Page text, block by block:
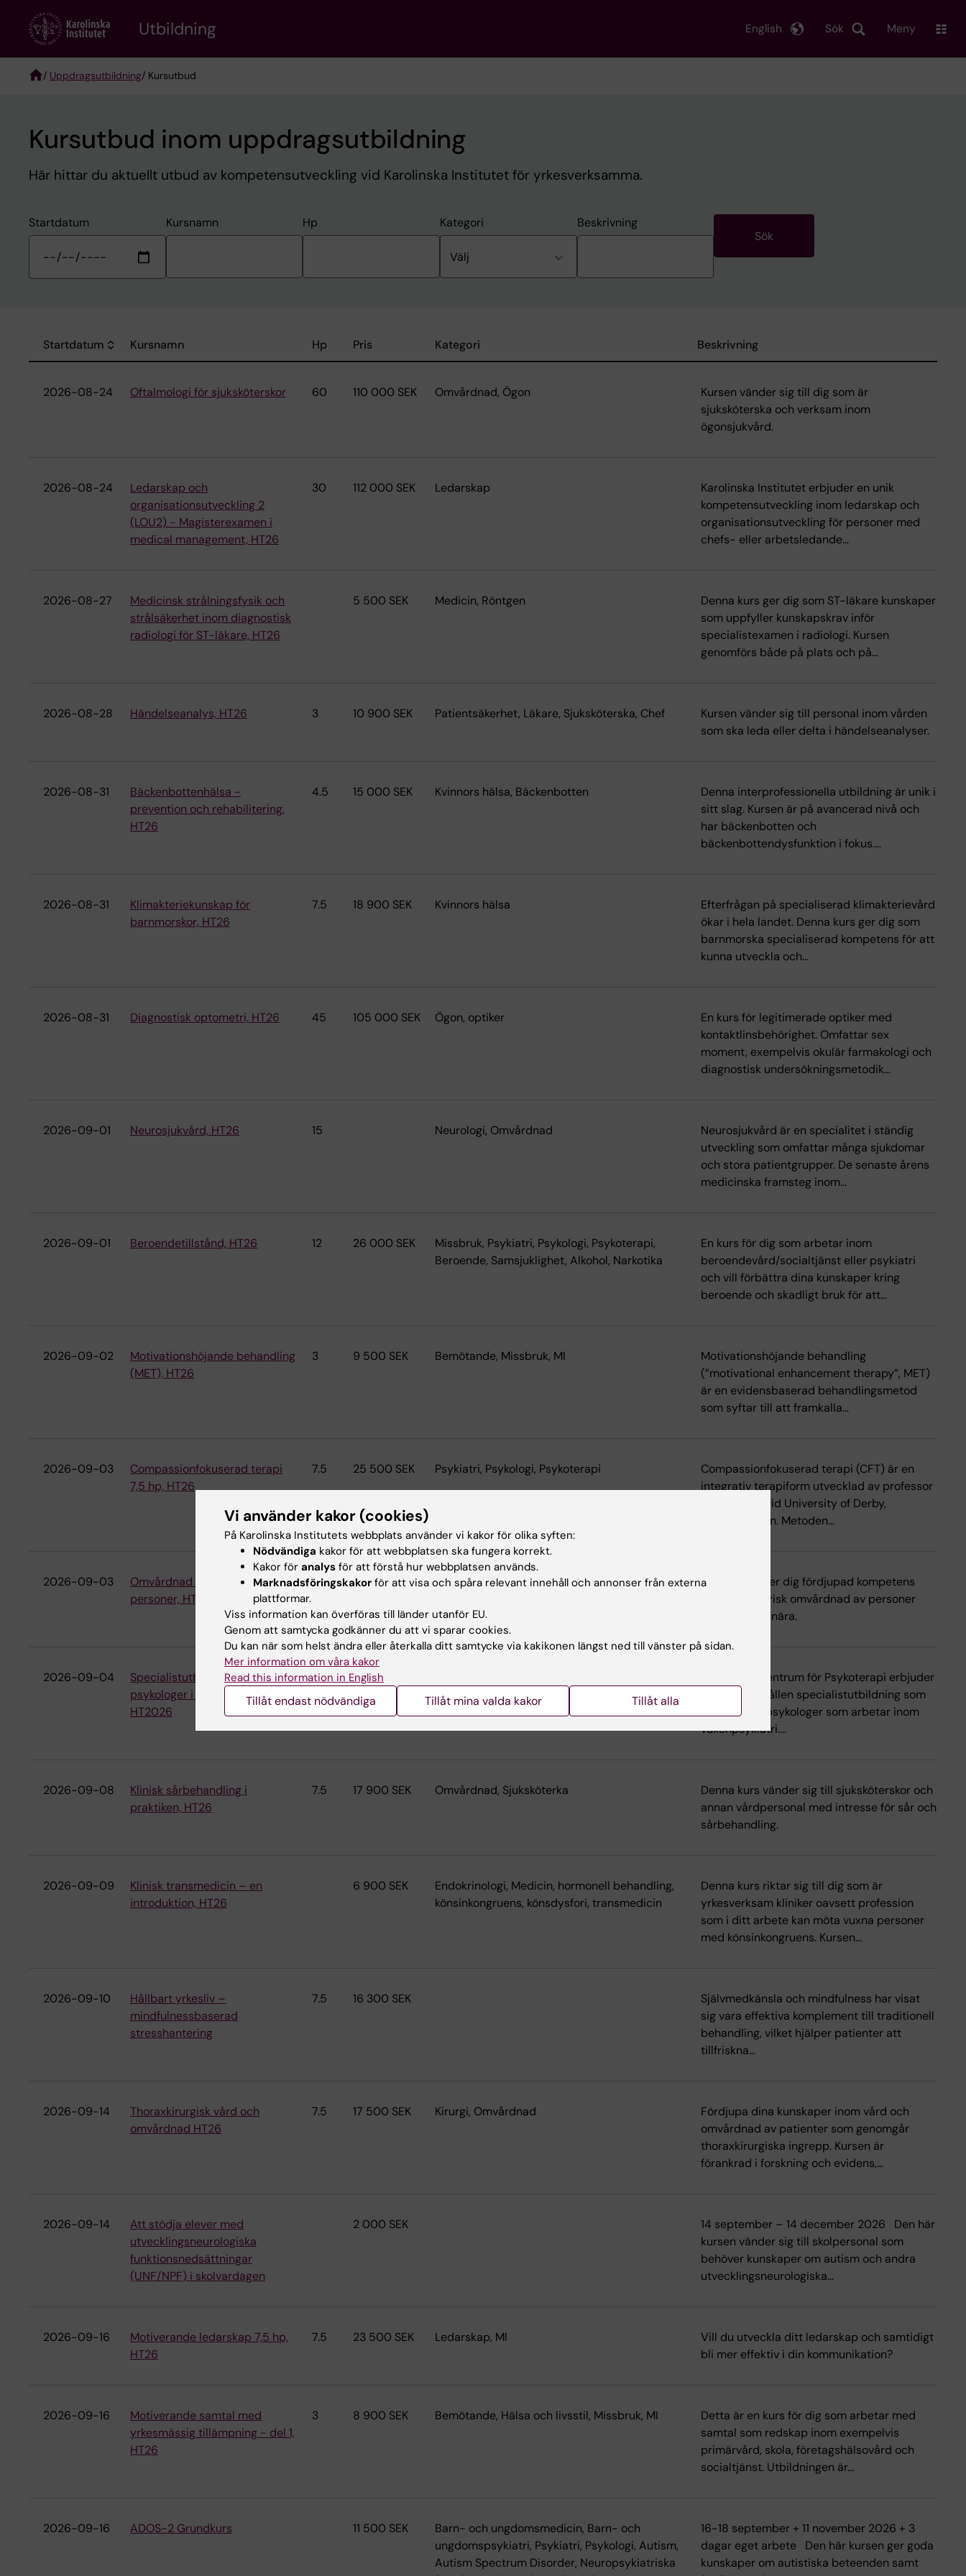
content
Utbildning Sök
English Meny
/ Uppdragsutbildning/ Kursutbud
Kursutbud inom uppdragsutbildning
Här hittar du aktuellt utbud av kompetensutveckling vid Karolinska Institutet för yrkesverksamma.
Startdatum Kursnamn Hp Kategori Beskrivning
Startdatum Sort descending
Kursnamn Hp Pris Kategori Beskrivning
2026-08-24 Oftalmologi för sjuksköterskor 60 110 000 SEK Omvårdnad, Ögon
Kursen vänder sig till dig som är
sjuksköterska och verksam inom
ögonsjukvård.
2026-08-24
Ledarskap och
organisationsutveckling 2
(LOU2) - Magisterexamen i
medical management, HT26
30 112 000 SEK Ledarskap
Karolinska Institutet erbjuder en unik
kompetensutveckling inom ledarskap och
organisationsutveckling för personer med
chefs- eller arbetsledande…
2026-08-27
Medicinsk strålningsfysik och
strålsäkerhet inom diagnostisk
radiologi för ST-läkare, HT26
5 500 SEK Medicin, Röntgen
Denna kurs ger dig som ST-läkare kunskaper
som uppfyller kunskapskrav inför
specialistexamen i radiologi. Kursen
genomförs både på plats och på…
2026-08-28 Händelseanalys, HT26 3 10 900 SEK Patientsäkerhet, Läkare, Sjuksköterska, Chef
Kursen vänder sig till personal inom vården
som ska leda eller delta i händelseanalyser.
2026-08-31
Bäckenbottenhälsa -
prevention och rehabilitering,
HT26
4.5 15 000 SEK Kvinnors hälsa, Bäckenbotten
Denna interprofessionella utbildning är unik i
sitt slag. Kursen är på avancerad nivå och
har bäckenbotten och
bäckenbottendysfunktion i fokus.…
2026-08-31
Klimakteriekunskap för
barnmorskor, HT26
7.5 18 900 SEK Kvinnors hälsa
Efterfrågan på specialiserad klimakterievård
ökar i hela landet. Denna kurs ger dig som
barnmorska specialiserad kompetens för att
kunna utveckla och…
2026-08-31 Diagnostisk optometri, HT26 45 105 000 SEK Ögon, optiker
En kurs för legitimerade optiker med
kontaktlinsbehörighet. Omfattar sex
moment, exempelvis okulär farmakologi och
diagnostisk undersökningsmetodik…
2026-09-01 Neurosjukvård, HT26 15 Neurologi, Omvårdnad
Neurosjukvård är en specialitet i ständig
utveckling som omfattar många sjukdomar
och stora patientgrupper. De senaste årens
medicinska framsteg inom…
2026-09-01 Beroendetillstånd, HT26 12 26 000 SEK
Missbruk, Psykiatri, Psykologi, Psykoterapi,
Beroende, Samsjuklighet, Alkohol, Narkotika
En kurs för dig som arbetar inom
beroendevård/socialtjänst eller psykiatri
och vill förbättra dina kunskaper kring
beroende och skadligt bruk för att…
2026-09-02
Motivationshöjande behandling
(MET), HT26
3 9 500 SEK Bemötande, Missbruk, MI
Motivationshöjande behandling
(”motivational enhancement therapy”, MET)
är en evidensbaserad behandlingsmetod
som syftar till att framkalla…
2026-09-03
Compassionfokuserad terapi
7,5 hp, HT26
7.5 25 500 SEK Psykiatri, Psykologi, Psykoterapi
Compassionfokuserad terapi (CFT) är en
integrativ terapiform utvecklad av professor
Paul Gilbert vid University of Derby,
Storbritannien. Metoden…
2026-09-03
Omvårdnad för suicidnära
personer, HT26
7.5 Omvårdnad, Psykiatri, Sjuksköterska
Denna kurs ger dig fördjupad kompetens
inom psykiatrisk omvårdnad av personer
som är suicidnära.
2026-09-04
Specialistutbildning för
psykologer i vuxenpsykiatri,
HT2026
70 175 000 SEK
Kompetenscentrum för Psykoterapi erbjuder
en sammanhållen specialistutbildning som
riktar sig till psykologer som arbetar inom
vuxenpsykiatri.…
2026-09-08
Klinisk sårbehandling i
praktiken, HT26
7.5 17 900 SEK Omvårdnad, Sjuksköterka
Denna kurs vänder sig till sjuksköterskor och
annan vårdpersonal med intresse för sår och
sårbehandling.
2026-09-09
Klinisk transmedicin – en
introduktion, HT26
6 900 SEK
Endokrinologi, Medicin, hormonell behandling,
könsinkongruens, könsdysfori, transmedicin
Denna kurs riktar sig till dig som är
yrkesverksam kliniker oavsett profession
som i ditt arbete kan möta vuxna personer
med könsinkongruens. Kursen…
2026-09-10
Hållbart yrkesliv –
mindfulnessbaserad
stresshantering
7.5 16 300 SEK
Självmedkänsla och mindfulness har visat
sig vara effektiva komplement till traditionell
behandling, vilket hjälper patienter att
tillfriskna…
2026-09-14
Thoraxkirurgisk vård och
omvårdnad HT26
7.5 17 500 SEK Kirurgi, Omvårdnad
Fördjupa dina kunskaper inom vård och
omvårdnad av patienter som genomgår
thoraxkirurgiska ingrepp. Kursen är
förankrad i forskning och evidens,…
2026-09-14
Att stödja elever med
utvecklingsneurologiska
funktionsnedsättningar
(UNF/NPF) i skolvardagen
2 000 SEK
14 september – 14 december 2026 Den här
kursen vänder sig till skolpersonal som
behöver kunskaper om autism och andra
utvecklingsneurologiska…
2026-09-16
Motiverande ledarskap 7,5 hp,
HT26
7.5 23 500 SEK Ledarskap, MI
Vill du utveckla ditt ledarskap och samtidigt
bli mer effektiv i din kommunikation?
2026-09-16
Motiverande samtal med
yrkesmässig tillämpning - del 1,
HT26
3 8 900 SEK Bemötande, Hälsa och livsstil, Missbruk, MI
Detta är en kurs för dig som arbetar med
samtal som redskap inom exempelvis
primärvård, skola, företagshälsovård och
socialtjänst. Utbildningen är…
2026-09-16 ADOS-2 Grundkurs 11 500 SEK
Barn- och ungdomsmedicin, Barn- och
ungdomspsykiatri, Psykiatri, Psykologi, Autism,
Autism Spectrum Disorder, Neuropsykiatriska
16-18 september + 11 november 2026 + 3
dagar eget arbete Den här kursen ger goda
kunskaper om autistiska beteenden samt
Vi använder kakor (cookies)
På Karolinska Institutets webbplats använder vi kakor för olika syften:
Nödvändiga kakor för att webbplatsen ska fungera korrekt.
Kakor för analys för att förstå hur webbplatsen används.
Marknadsföringskakor för att visa och spåra relevant innehåll och annonser från externa
plattformar.
Viss information kan överföras till länder utanför EU.
Genom att samtycka godkänner du att vi sparar cookies.
Du kan när som helst ändra eller återkalla ditt samtycke via kakikonen längst ned till vänster på sidan.
Mer information om våra kakor
Read this information in English
Tillåt endast nödvändiga Tillåt mina valda kakor Tillåt alla